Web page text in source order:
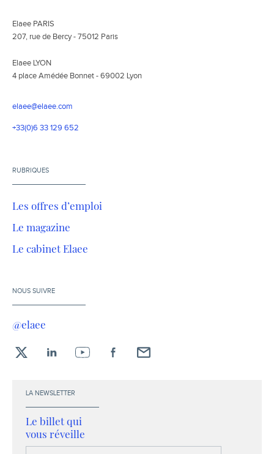
Elaee PARIS
207, rue de Bercy - 75012 Paris
Elaee LYON
4 place Amédée Bonnet - 69002 Lyon
elaee@elaee.com
+33(0)6 33 129 652
RUBRIQUES
Les offres d’emploi
Le magazine
Le cabinet Elaee
NOUS SUIVRE
@elaee
LA NEWSLETTER
Le billet qui
vous réveille